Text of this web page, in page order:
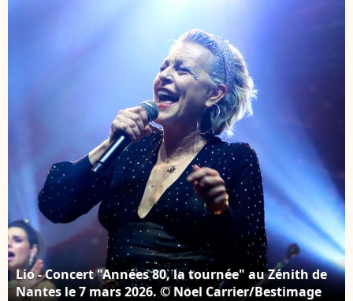
Lio - Concert "Années 80, la tournée" au Zénith de
Nantes le 7 mars 2026. © Noel Carrier/Bestimage